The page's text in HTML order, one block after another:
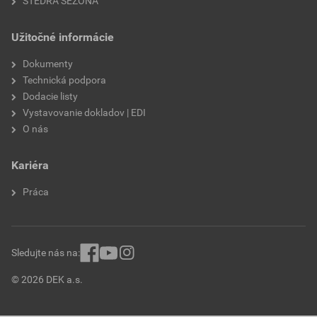
Užitočné informácie
Dokumenty
Technická podpora
Dodacie listy
Vystavovanie dokladov | EDI
O nás
Kariéra
Práca
© 2026 DEK a.s.
Sledujte nás na: